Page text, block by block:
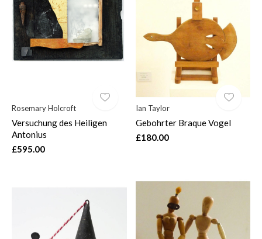
Rosemary Holcroft
Versuchung des Heiligen
Antonius
£595.00
Ian Taylor
Gebohrter Braque Vogel
£180.00